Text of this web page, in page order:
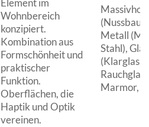
Element im
Wohnbereich
konzipiert.
Kombination aus
Formschönheit und
praktischer
Funktion.
Oberflächen, die
Haptik und Optik
vereinen.
Massivholz
Metall
Stahl), Glas
(Klarglas,
Marmor,